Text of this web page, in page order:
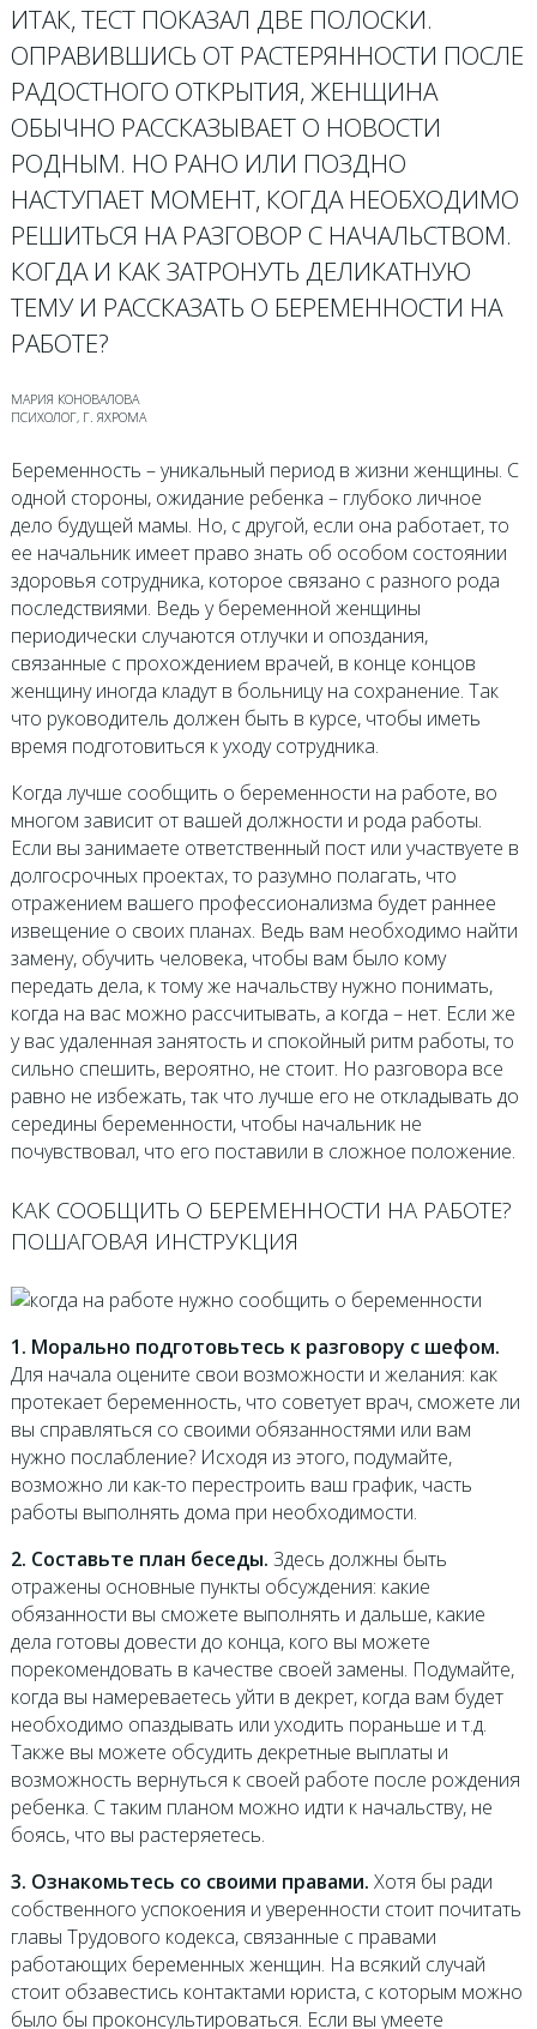
ИТАК, ТЕСТ ПОКАЗАЛ ДВЕ ПОЛОСКИ.
ОПРАВИВШИСЬ ОТ РАСТЕРЯННОСТИ ПОСЛЕ
РАДОСТНОГО ОТКРЫТИЯ, ЖЕНЩИНА
ОБЫЧНО РАССКАЗЫВАЕТ О НОВОСТИ
РОДНЫМ. НО РАНО ИЛИ ПОЗДНО
НАСТУПАЕТ МОМЕНТ, КОГДА НЕОБХОДИМО
РЕШИТЬСЯ НА РАЗГОВОР С НАЧАЛЬСТВОМ.
КОГДА И КАК ЗАТРОНУТЬ ДЕЛИКАТНУЮ
ТЕМУ И РАССКАЗАТЬ О БЕРЕМЕННОСТИ НА
РАБОТЕ?
МАРИЯ КОНОВАЛОВА
ПСИХОЛОГ, Г. ЯХРОМА
Беременность – уникальный период в жизни женщины. С
одной стороны, ожидание ребенка – глубоко личное
дело будущей мамы. Но, с другой, если она работает, то
ее начальник имеет право знать об особом состоянии
здоровья сотрудника, которое связано с разного рода
последствиями. Ведь у беременной женщины
периодически случаются отлучки и опоздания,
связанные с прохождением врачей, в конце концов
женщину иногда кладут в больницу на сохранение. Так
что руководитель должен быть в курсе, чтобы иметь
время подготовиться к уходу сотрудника.
Когда лучше сообщить о беременности на работе, во
многом зависит от вашей должности и рода работы.
Если вы занимаете ответственный пост или участвуете в
долгосрочных проектах, то разумно полагать, что
отражением вашего профессионализма будет раннее
извещение о своих планах. Ведь вам необходимо найти
замену, обучить человека, чтобы вам было кому
передать дела, к тому же начальству нужно понимать,
когда на вас можно рассчитывать, а когда – нет. Если же
у вас удаленная занятость и спокойный ритм работы, то
сильно спешить, вероятно, не стоит. Но разговора все
равно не избежать, так что лучше его не откладывать до
середины беременности, чтобы начальник не
почувствовал, что его поставили в сложное положение.
КАК СООБЩИТЬ О БЕРЕМЕННОСТИ НА РАБОТЕ?
ПОШАГОВАЯ ИНСТРУКЦИЯ
1. Морально подготовьтесь к разговору с шефом.
Для начала оцените свои возможности и желания: как
протекает беременность, что советует врач, сможете ли
вы справляться со своими обязанностями или вам
нужно послабление? Исходя из этого, подумайте,
возможно ли как-то перестроить ваш график, часть
работы выполнять дома при необходимости.
2. Составьте план беседы. Здесь должны быть
отражены основные пункты обсуждения: какие
обязанности вы сможете выполнять и дальше, какие
дела готовы довести до конца, кого вы можете
порекомендовать в качестве своей замены. Подумайте,
когда вы намереваетесь уйти в декрет, когда вам будет
необходимо опаздывать или уходить пораньше и т.д.
Также вы можете обсудить декретные выплаты и
возможность вернуться к своей работе после рождения
ребенка. С таким планом можно идти к начальству, не
боясь, что вы растеряетесь.
3. Ознакомьтесь со своими правами. Хотя бы ради
собственного успокоения и уверенности стоит почитать
главы Трудового кодекса, связанные с правами
работающих беременных женщин. На всякий случай
стоит обзавестись контактами юриста, с которым можно
было бы проконсультироваться. Если вы умеете